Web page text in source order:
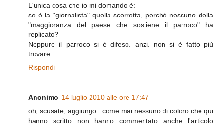
L'unica cosa che io mi domando è:
se è la "giornalista" quella scorretta, perchè nessuno della
"maggioranza del paese che sostiene il parroco" ha
replicato?
Neppure il parroco si è difeso, anzi, non si è fatto più
trovare...
Rispondi
Anonimo 14 luglio 2010 alle ore 17:47
oh, scusate, aggiungo...come mai nessuno di coloro che qui
hanno scritto non hanno commentato anche l'articolo